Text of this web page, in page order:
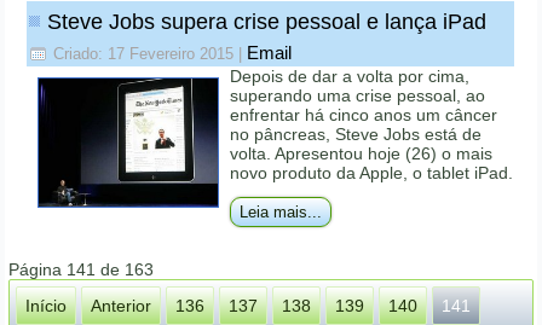
Steve Jobs supera crise pessoal e lança iPad
Criado: 17 Fevereiro 2015 Email
Depois de dar a volta por cima,
superando uma crise pessoal, ao
enfrentar há cinco anos um câncer
no pâncreas, Steve Jobs está de
volta. Apresentou hoje (26) o mais
novo produto da Apple, o tablet iPad.
Leia mais...
Página 141 de 163
Início
Anterior 136 137 138 139 140 141